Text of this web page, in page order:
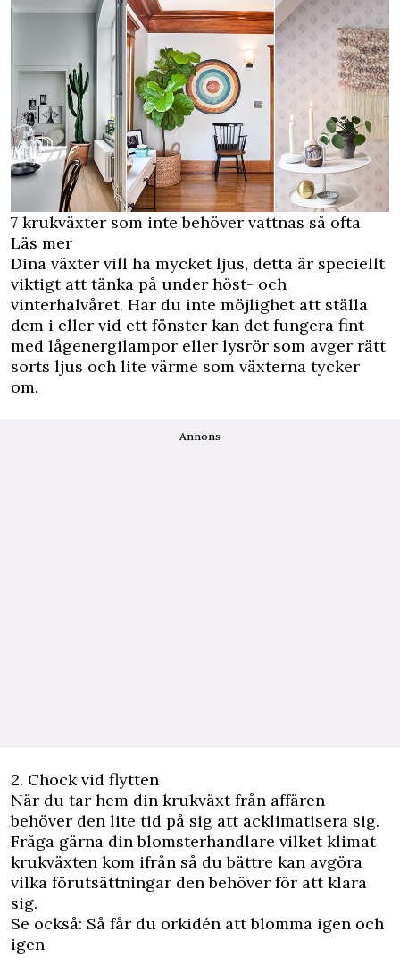
7 krukväxter som inte behöver vattnas så ofta
Läs mer
Dina växter vill ha mycket ljus, detta är speciellt
viktigt att tänka på under höst- och
vinterhalvåret. Har du inte möjlighet att ställa
dem i eller vid ett fönster kan det fungera fint
med lågenergilampor eller lysrör som avger rätt
sorts ljus och lite värme som växterna tycker
om.
Annons
2. Chock vid flytten
När du tar hem din krukväxt från affären
behöver den lite tid på sig att acklimatisera sig.
Fråga gärna din blomsterhandlare vilket klimat
krukväxten kom ifrån så du bättre kan avgöra
vilka förutsättningar den behöver för att klara
sig.
Se också: Så får du orkidén att blomma igen och
igen